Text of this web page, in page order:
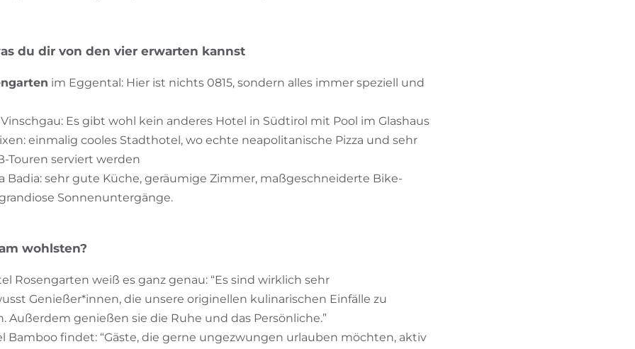
du dir von den vier erwarten kannst
im Eggental: Hier ist nichts 0815, sondern alles immer speziell und
Vinschgau: Es gibt wohl kein anderes Hotel in Südtirol mit Pool im Glashaus
einmalig cooles Stadthotel, wo echte neapolitanische Pizza und sehr
Touren serviert werden
Badia: sehr gute Küche, geräumige Zimmer, maßgeschneiderte Bike-
Sonnenuntergänge.
wohlsten?
Rosengarten weiß es ganz genau: “Es sind wirklich sehr
Genießer*innen, die unsere originellen kulinarischen Einfälle zu
Außerdem genießen sie die Ruhe und das Persönliche.”
Bamboo findet: “Gäste, die gerne ungezwungen urlauben möchten, aktiv